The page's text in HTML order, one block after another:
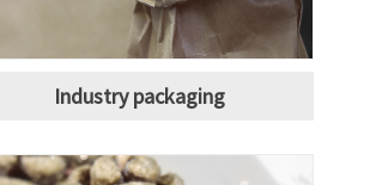
Industry packaging